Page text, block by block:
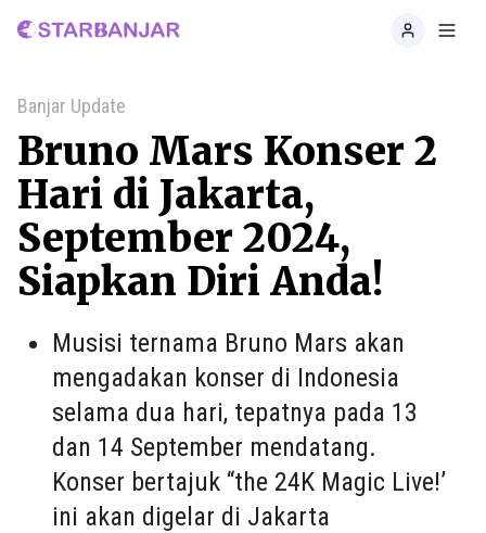
Home
Banjar Update
Bruno Mars Konser 2
Hari di Jakarta,
September 2024,
Siapkan Diri Anda!
Musisi ternama Bruno Mars akan
mengadakan konser di Indonesia
selama dua hari, tepatnya pada 13
dan 14 September mendatang.
Konser bertajuk “the 24K Magic Live!’
ini akan digelar di Jakarta